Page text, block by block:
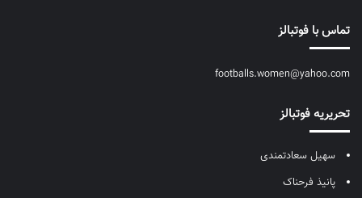
تماس با فوتبالز
footballs.women@yahoo.com
تحریریه فوتبالز
سهیل سعادتمندی
پانیذ فرحناک